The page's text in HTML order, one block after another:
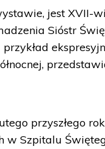
jest XVII-
Sióstr
przykład
przyszłego
w Szpitalu